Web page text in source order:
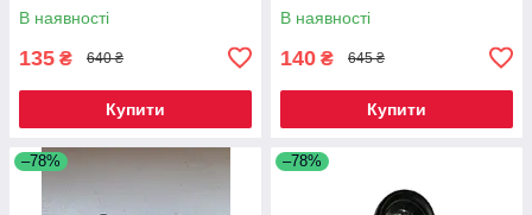
В наявності
135 ₴ 640 ₴
Купити
В наявності
140 ₴ 645 ₴
Купити
–78% –78%